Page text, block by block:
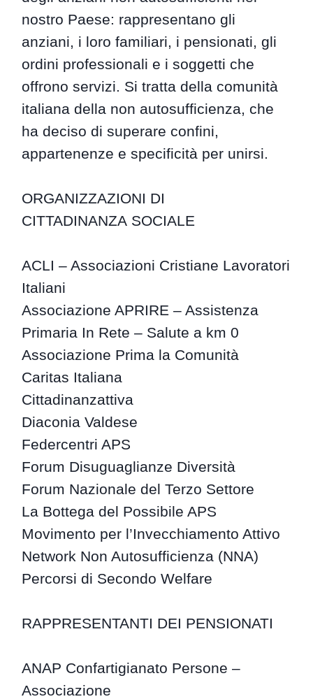
nostro Paese: rappresentano gli
anziani, i loro familiari, i pensionati, gli
ordini professionali e i soggetti che
offrono servizi. Si tratta della comunità
italiana della non autosufficienza, che
ha deciso di superare confini,
appartenenze e specificità per unirsi.
ORGANIZZAZIONI DI
CITTADINANZA SOCIALE
ACLI – Associazioni Cristiane Lavoratori
Italiani
Associazione APRIRE – Assistenza
Primaria In Rete – Salute a km 0
Associazione Prima la Comunità
Caritas Italiana
Cittadinanzattiva
Diaconia Valdese
Federcentri APS
Forum Disuguaglianze Diversità
Forum Nazionale del Terzo Settore
La Bottega del Possibile APS
Movimento per l’Invecchiamento Attivo
Network Non Autosufficienza (NNA)
Percorsi di Secondo Welfare
RAPPRESENTANTI DEI PENSIONATI
ANAP Confartigianato Persone –
Associazione